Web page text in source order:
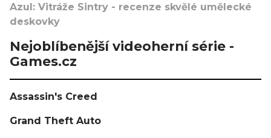
Azul: Vitráže Sintry - recenze skvělé umělecké
deskovky
Nejoblíbenější videoherní série -
Games.cz
Assassin's Creed
Grand Theft Auto